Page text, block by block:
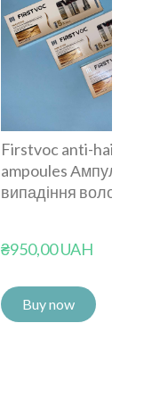
Firstvoc anti-hair loss
ampoules Ампули
випадіння волосся
₴950,00 UAH
Buy now